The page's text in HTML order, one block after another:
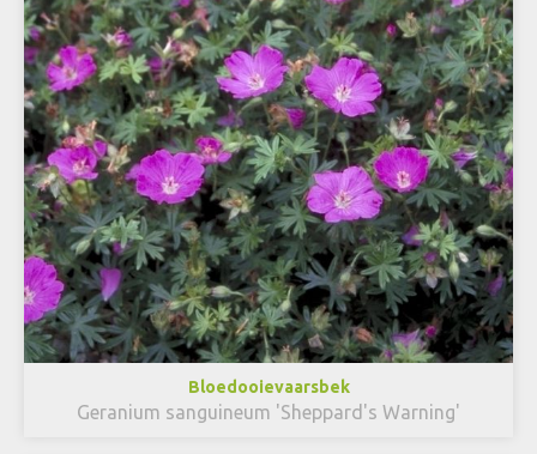
Bloedooievaarsbek
Geranium sanguineum 'Sheppard's Warning'